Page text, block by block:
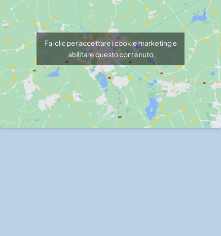
Fai clic per accettare i cookie marketing e
abilitare questo contenuto